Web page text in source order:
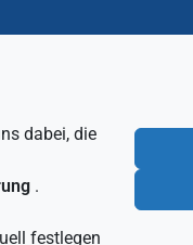
dabei, die
.
festlegen